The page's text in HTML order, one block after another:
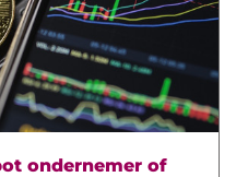
ondernemer of